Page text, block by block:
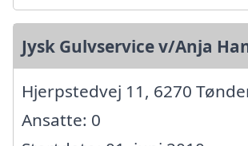
Jysk Gulvservice v/Anja
Hjerpstedvej 11, 6270
Ansatte: 0